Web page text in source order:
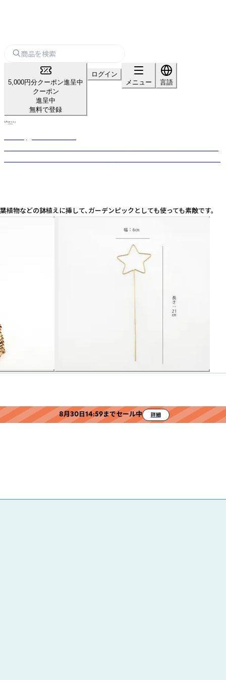
5,000円分クーポン進呈中
クーポン
進呈中
無料で登録
ログイン
メニュー
言語
物などの鉢植えに挿して、ガーデンピックとしても使っても素敵です。
8月30日14:59までセール中 詳細